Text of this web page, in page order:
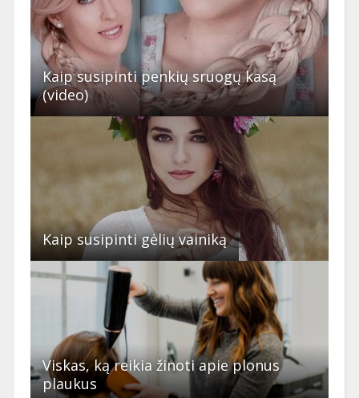
Kaip susipinti penkių sruogų kasą
(video)
Kaip susipinti gėlių vainiką
Viskas, ką reikia žinoti apie plonus
plaukus